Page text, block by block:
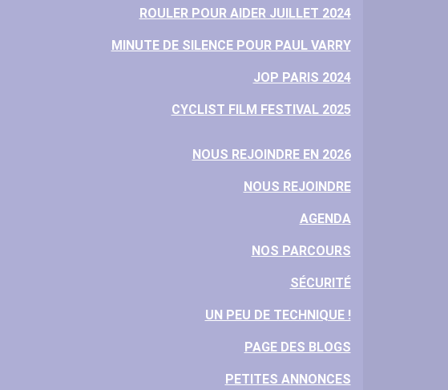
ROULER POUR AIDER JUILLET 2024
MINUTE DE SILENCE POUR PAUL VARRY
JOP PARIS 2024
CYCLIST FILM FESTIVAL 2025
NOUS REJOINDRE EN 2026
NOUS REJOINDRE
AGENDA
NOS PARCOURS
SÉCURITÉ
UN PEU DE TECHNIQUE !
PAGE DES BLOGS
PETITES ANNONCES